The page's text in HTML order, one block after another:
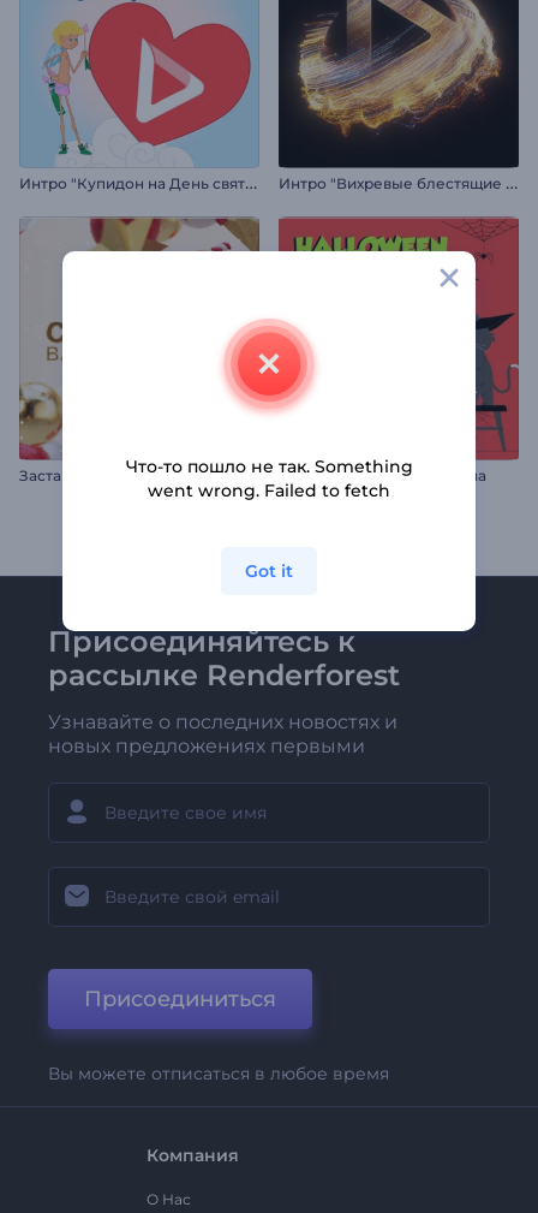
И
нтро "Купидон на День святого Валентина" И
нтро "Вихревые блестящие частицы"
З
аставка "Рождественские игрушки" Заставка: Канун Хэллоуина
Присоединяйтесь к
рассылке Renderforest
Узнавайте о последних новостях и
новых предложениях первыми
Присоединиться
Вы можете отписаться в любое время
Компания
О Нас
Что-то пошло не так. Something
went wrong. Failed to fetch
Got it